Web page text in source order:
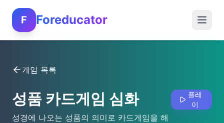
F Foreducator
게임 목록
성품 카드게임 심화
성경에 나오는 성품의 의미로 카드게임을 해
플레
이